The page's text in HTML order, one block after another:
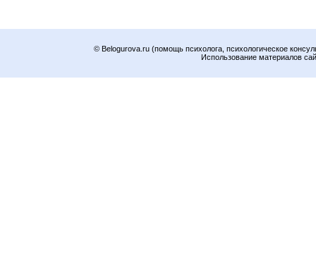
© Belogurova.ru (помощь психолога, психологическое
Использование материалов